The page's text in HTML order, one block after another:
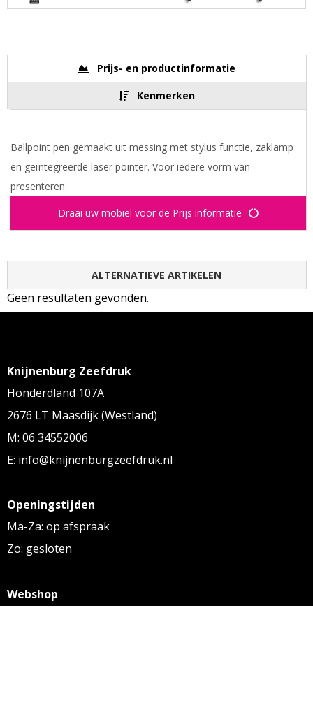
Prijs- en productinformatie
Kenmerken
Ballpoint pen gemaakt uit messing met stylus functie, zaklamp
en geïntegreerde laser pointer. Voor iedere vorm van
presenteren.
Draai uw mobiel voor de Prijs informatie
ALTERNATIEVE ARTIKELEN
Geen resultaten gevonden.
Knijnenburg Zeefdruk
Honderdland 107A
2676 LT Maasdijk (Westland)
M: 06 34552006
E: info@knijnenburgzeefdruk.nl
Openingstijden
Ma-Za: op afspraak
Zo: gesloten
Webshop